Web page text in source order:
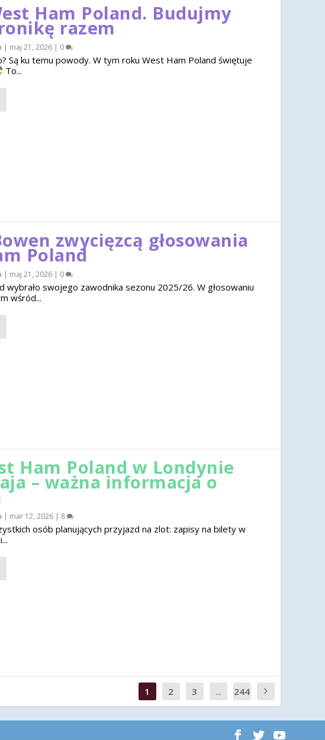
Ham Poland. Budujmy
razem
| maj 21, 2026 | 0
Są ku temu powody. W tym roku West Ham Poland świętuje
To...
zwycięzcą głosowania
Poland
| maj 21, 2026 | 0
wybrało swojego zawodnika sezonu 2025/26. W głosowaniu
wśród...
Ham Poland w Londynie
– ważna informacja o
| mar 12, 2026 | 8
osób planujących przyjazd na zlot: zapisy na bilety w
1 2 3 ...
244
0